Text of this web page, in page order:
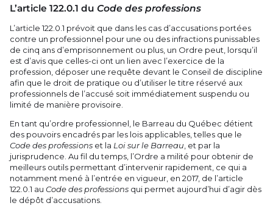
L’article 122.0.1 duCode des professions
L’article 122.0.1 prévoit que dans les cas d’accusations portées
contre un professionnel pour une ou des infractions punissables
de cinq ans d’emprisonnement ou plus, un Ordre peut, lorsqu’il
est d’avis que celles-ci ont un lien avec l’exercice de la
profession, déposer une requête devant le Conseil de discipline
afin que le droit de pratique ou d’utiliser le titre réservé aux
professionnels de l’accusé soit immédiatement suspendu ou
limité de manière provisoire.
En tant qu’ordre professionnel, le Barreau du Québec détient
des pouvoirs encadrés par les lois applicables, telles que le
Code des professions et la Loi sur le Barreau , et par la
jurisprudence. Au fil du temps, l’Ordre a milité pour obtenir de
meilleurs outils permettant d’intervenir rapidement, ce qui a
notamment mené à l’entrée en vigueur, en 2017, de l’article
122.0.1 auCode des professions qui permet aujourd’hui d’agir dès
le dépôt d’accusations.